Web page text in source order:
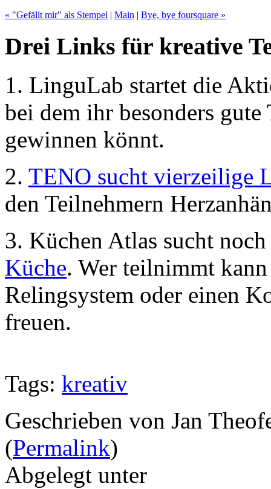
« "Gefällt mir" als Stempel | Main | Bye, bye foursquare »
Drei Links für kreative
1. LinguLab startet die
bei dem ihr besonders
gewinnen könnt.
2. TENO sucht vierzeilige
den Teilnehmern
3. Küchen Atlas sucht
Küche. Wer teilnimmt
Relingsystem oder einen
freuen.
Tags: kreativ
Geschrieben von Jan
(Permalink)
Abgelegt unter